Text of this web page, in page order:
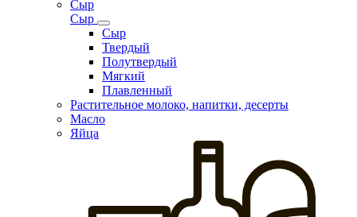
Сыр
Сыр
Сыр
Твердый
Полутвердый
Мягкий
Плавленный
Растительное молоко, напитки, десерты
Масло
Яйца